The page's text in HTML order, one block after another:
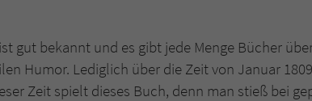
gut bekannt und es gibt jede Menge Bücher
Humor. Lediglich über die Zeit von Januar
Zeit spielt dieses Buch, denn man stieß bei